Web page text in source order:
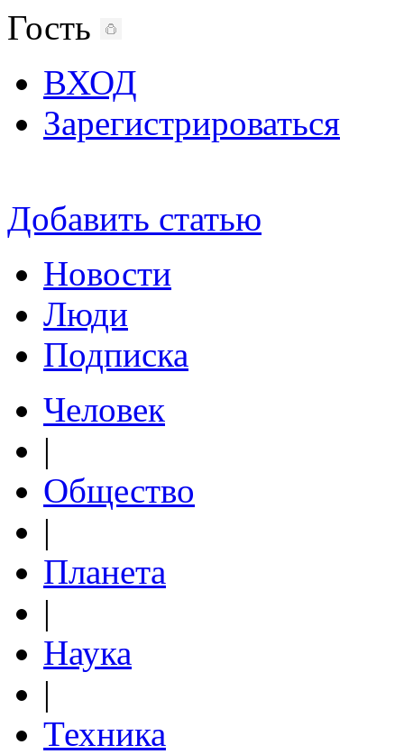
Гость
ВХОД
Зарегистрироваться
Добавить статью
Новости
Люди
Подписка
Человек
|
Общество
|
Планета
|
Наука
|
Техника